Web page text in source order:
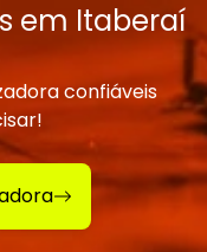
em Itaberaí
confiáveis